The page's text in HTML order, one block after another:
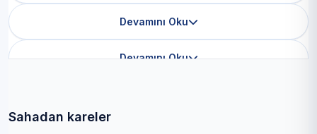
Devamını Oku
Devamını Oku
Sahadan kareler